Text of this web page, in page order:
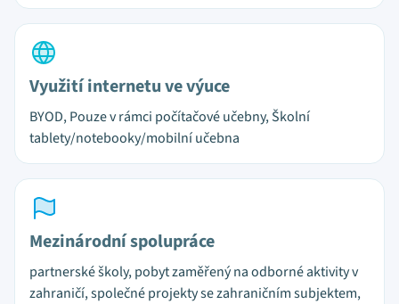
Využití internetu ve výuce
BYOD, Pouze v rámci počítačové učebny, Školní
tablety/notebooky/mobilní učebna
Mezinárodní spolupráce
partnerské školy, pobyt zaměřený na odborné aktivity v
zahraničí, společné projekty se zahraničním subjektem,